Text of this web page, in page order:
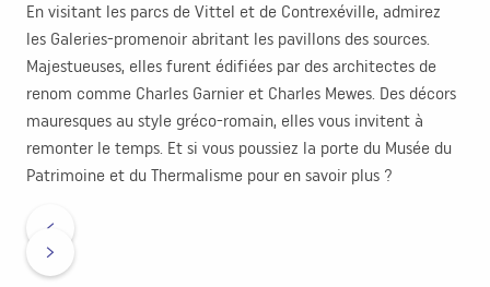
En visitant les parcs de Vittel et de Contrexéville, admirez
les Galeries-promenoir abritant les pavillons des sources.
Majestueuses, elles furent édifiées par des architectes de
renom comme Charles Garnier et Charles Mewes. Des décors
mauresques au style gréco-romain, elles vous invitent à
remonter le temps. Et si vous poussiez la porte du Musée du
Patrimoine et du Thermalisme pour en savoir plus ?